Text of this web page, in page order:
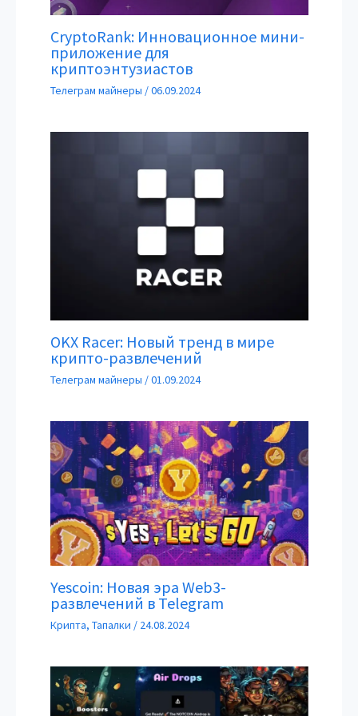
CryptoRank: Инновационное мини-
приложение для
криптоэнтузиастов
Телеграм майнеры /06.09.2024
OKX Racer: Новый тренд в мире
крипто-развлечений
Телеграм майнеры /01.09.2024
Yescoin: Новая эра Web3-
развлечений в Telegram
Крипта, Тапалки / 24.08.2024